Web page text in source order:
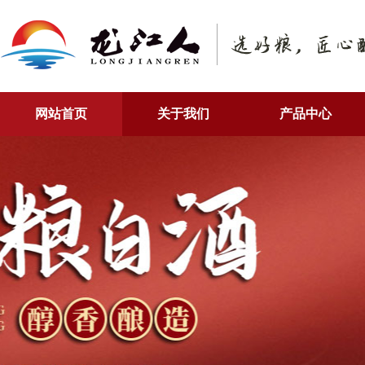
网站首页 关于我们 产品中心